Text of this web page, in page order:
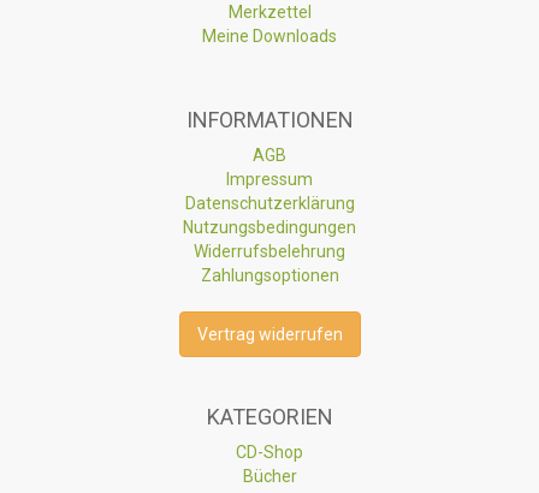
Merkzettel
Meine Downloads
INFORMATIONEN
AGB
Impressum
Datenschutzerklärung
Nutzungsbedingungen
Widerrufsbelehrung
Zahlungsoptionen
Vertrag widerrufen
KATEGORIEN
CD-Shop
Bücher